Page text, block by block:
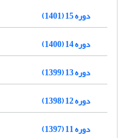
دوره 15 (1401)
دوره 14 (1400)
دوره 13 (1399)
دوره 12 (1398)
دوره 11 (1397)